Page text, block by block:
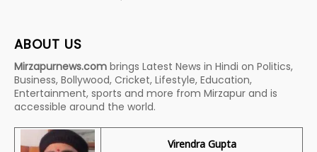
ABOUT US
Mirzapurnews.com brings Latest News in Hindi on Politics,
Business, Bollywood, Cricket, Lifestyle, Education,
Entertainment, sports and more from Mirzapur and is
accessible around the world.
Virendra Gupta